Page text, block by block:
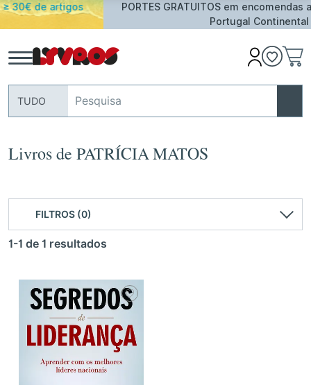
PORTES GRATUITOS em encomendas acima de 25€ para
Portugal Continental
TUDO
Livros de PATRÍCIA MATOS
FILTROS (0)
1-1 de 1 resultados